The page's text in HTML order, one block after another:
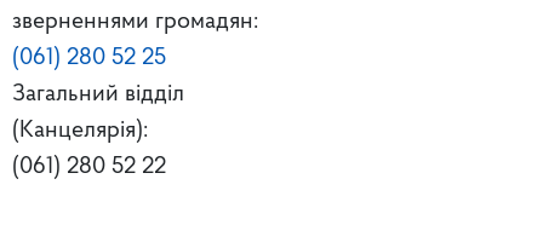
зверненнями громадян:
(061) 280 52 25
Загальний відділ
(Канцелярія):
(061) 280 52 22